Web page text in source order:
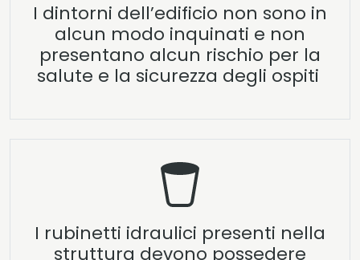
I dintorni dell’edificio non sono in
alcun modo inquinati e non
presentano alcun rischio per la
salute e la sicurezza degli ospiti
I rubinetti idraulici presenti nella
struttura devono possedere